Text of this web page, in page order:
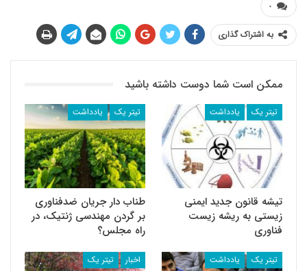
۰
به اشتراک گذاری
ممکن است شما دوست داشته باشید
تیتر یک یادداشت
تیشه قانون جدید ایمنی
زیستی به ریشه زیست
فناوری
تیتر یک یادداشت
طناب دار جریان ضد‌فناوری
بر گردن مهندسی ژنتیک، در
راه مجلس؟
تیتر یک یادداشت اخبار تیتر یک